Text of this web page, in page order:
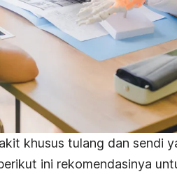
khusus tulang dan sendi
ini rekomendasinya